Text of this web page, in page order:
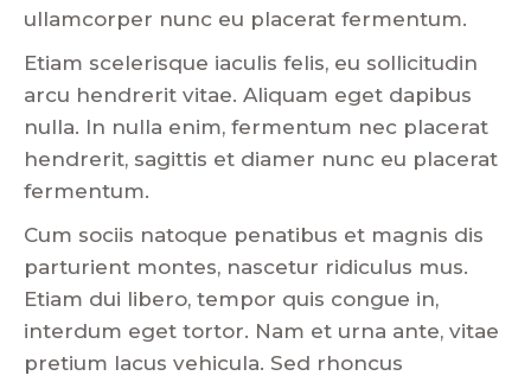
ullamcorper nunc eu placerat fermentum.
Etiam scelerisque iaculis felis, eu sollicitudin
arcu hendrerit vitae. Aliquam eget dapibus
nulla. In nulla enim, fermentum nec placerat
hendrerit, sagittis et diamer nunc eu placerat
fermentum.
Cum sociis natoque penatibus et magnis dis
parturient montes, nascetur ridiculus mus.
Etiam dui libero, tempor quis congue in,
interdum eget tortor. Nam et urna ante, vitae
pretium lacus vehicula. Sed rhoncus